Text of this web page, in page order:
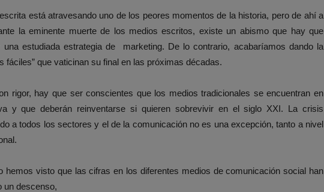
está atravesando uno de los peores momentos de la historia, pero de ahí a
la eminente muerte de los medios escritos, existe un abismo que hay que
una estudiada estrategia de marketing. De lo contrario, acabaríamos dando la
fáciles” que vaticinan su final en las próximas décadas.
rigor, hay que ser conscientes que los medios tradicionales se encuentran en
y que deberán reinventarse si quieren sobrevivir en el siglo XXI. La crisis
a todos los sectores y el de la comunicación no es una excepción, tanto a nivel
hemos visto que las cifras en los diferentes medios de comunicación social han
un descenso,